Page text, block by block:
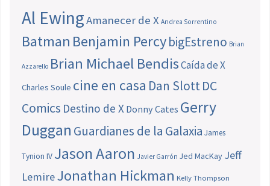
Al EwingAmanecer de X Andrea Sorrentino
Batman Benjamin PercybigEstreno Brian
Azzarello Brian Michael BendisCaída de X
Charles Soule cine en casa Dan SlottDC
Comics Destino de X Donny Cates Gerry
Duggan Guardianes de la Galaxia James
Tynion IV Jason Aaron Javier Garrón Jed MacKay Jeff
LemireJonathan Hickman Kelly Thompson